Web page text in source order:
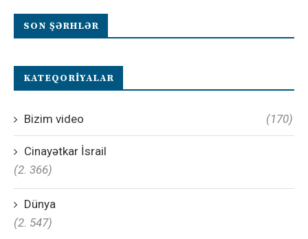
SON ŞƏRHLƏR
KATEQORIYALAR
Bizim video (170)
Cinayətkar İsrail
(2. 366)
Dünya
(2. 547)